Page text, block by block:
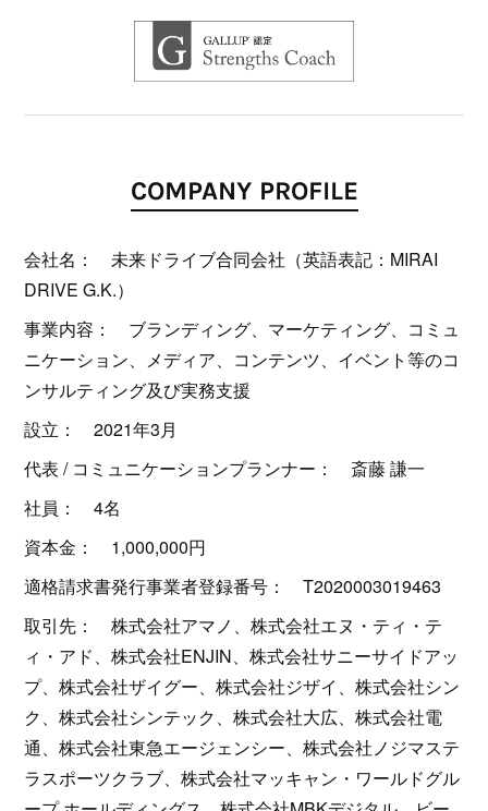
COMPANY PROFILE
会社名： 未来ドライブ合同会社（英語表記：MIRAI
DRIVE G.K.）
事業内容： ブランディング、マーケティング、コミュ
ニケーション、メディア、コンテンツ、イベント等のコ
ンサルティング及び実務支援
設立： 2021年3月
代表 / コミュニケーションプランナー： 斎藤 謙一
社員： 4名
資本金： 1,000,000円
適格請求書発行事業者登録番号： T2020003019463
取引先： 株式会社アマノ、株式会社エヌ・ティ・テ
ィ・アド、株式会社ENJIN、株式会社サニーサイドアッ
プ、株式会社ザイグー、株式会社ジザイ、株式会社シン
ク、株式会社シンテック、株式会社大広、株式会社電
通、株式会社東急エージェンシー、株式会社ノジマステ
ラスポーツクラブ、株式会社マッキャン・ワールドグル